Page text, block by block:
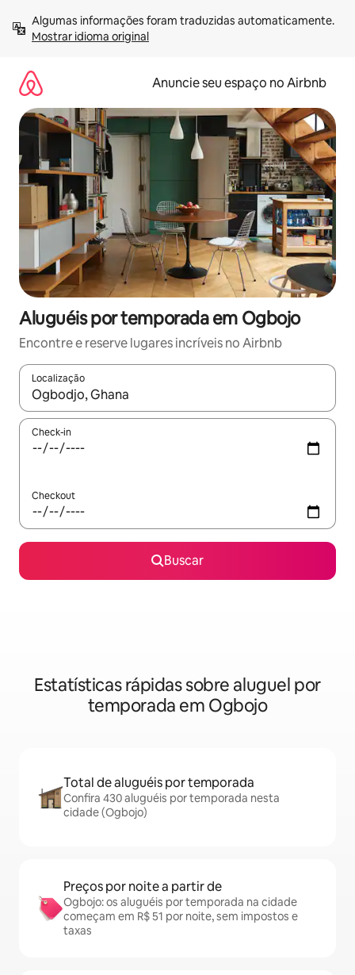
para
Mostrar idioma original
Anuncie seu espaço no Airbnb
Aluguéis por temporada em Ogbojo
Encontre e reserve lugares incríveis no Airbnb
Localização
Quando os resultados estiverem disponíveis, explore-os
Check-in
Checkout
Buscar
Estatísticas rápidas sobre aluguel por
temporada em Ogbojo
Total de aluguéis por temporada
Confira 430 aluguéis por temporada nesta
cidade (Ogbojo)
Preços por noite a partir de
Ogbojo: os aluguéis por temporada na cidade
começam em R$ 51 por noite, sem impostos e
taxas